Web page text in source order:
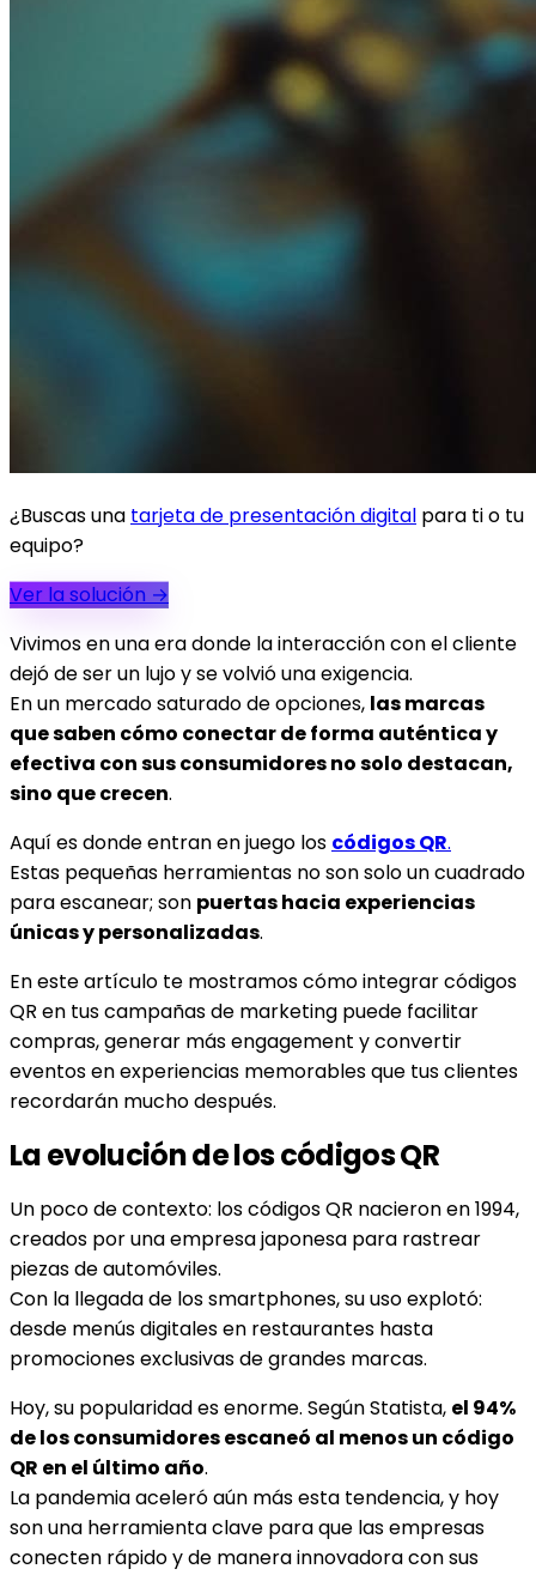
¿Buscas una tarjeta de presentación digital para ti o tu
equipo?
Ver la solución →
Vivimos en una era donde la interacción con el cliente
dejó de ser un lujo y se volvió una exigencia.
En un mercado saturado de opciones, las marcas
que saben cómo conectar de forma auténtica y
efectiva con sus consumidores no solo destacan,
sino que crecen.
Aquí es donde entran en juego los códigos QR.
Estas pequeñas herramientas no son solo un cuadrado
para escanear; son puertas hacia experiencias
únicas y personalizadas.
En este artículo te mostramos cómo integrar códigos
QR en tus campañas de marketing puede facilitar
compras, generar más engagement y convertir
eventos en experiencias memorables que tus clientes
recordarán mucho después.
La evolución de los códigos QR
Un poco de contexto: los códigos QR nacieron en 1994,
creados por una empresa japonesa para rastrear
piezas de automóviles.
Con la llegada de los smartphones, su uso explotó:
desde menús digitales en restaurantes hasta
promociones exclusivas de grandes marcas.
Hoy, su popularidad es enorme. Según Statista, el 94%
de los consumidores escaneó al menos un código
QR en el último año.
La pandemia aceleró aún más esta tendencia, y hoy
son una herramienta clave para que las empresas
conecten rápido y de manera innovadora con sus